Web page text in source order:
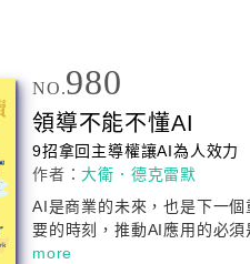
NO.980
領導不能不懂AI
9招拿回主導權讓AI為人效力
作者：大衛．德克雷默
AI是商業的未來，也是下一
要的時刻，推動AI應用的必須
more